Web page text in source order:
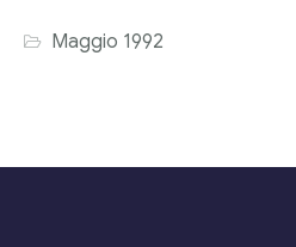
Maggio 1992